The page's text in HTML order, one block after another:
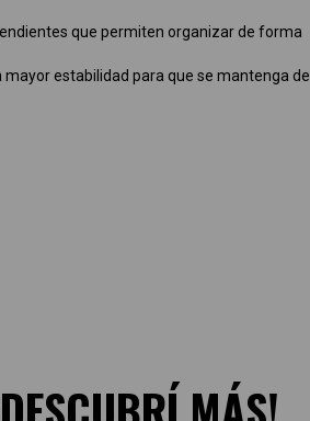
que permiten organizar de forma
estabilidad para que se mantenga de